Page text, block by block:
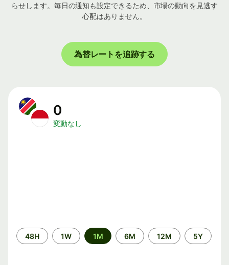
らせします。毎日の通知も設定できるため、市場の動向を見逃す
心配はありません。
為替レートを追跡する
0
変動なし
期
間
48H 1W 1M 6M 12M 5Y